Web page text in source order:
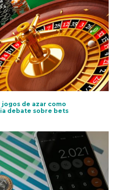
de azar como
debate sobre bets